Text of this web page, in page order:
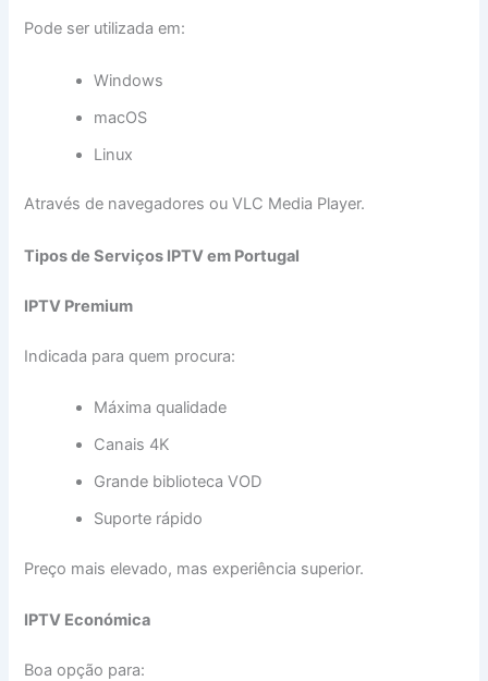
Pode ser utilizada em:
Windows
macOS
Linux
Através de navegadores ou VLC Media Player.
Tipos de Serviços IPTV em Portugal
IPTV Premium
Indicada para quem procura:
Máxima qualidade
Canais 4K
Grande biblioteca VOD
Suporte rápido
Preço mais elevado, mas experiência superior.
IPTV Económica
Boa opção para: